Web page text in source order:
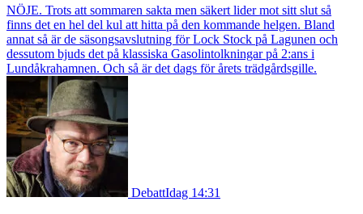
NÖJE. Trots att sommaren sakta men säkert lider mot sitt slut så
finns det en hel del kul att hitta på den kommande helgen. Bland
annat så är de säsongsavslutning för Lock Stock på Lagunen och
dessutom bjuds det på klassiska Gasolintolkningar på 2:ans i
Lundåkrahamnen. Och så är det dags för årets trädgårdsgille.
DebattIdag 14:31